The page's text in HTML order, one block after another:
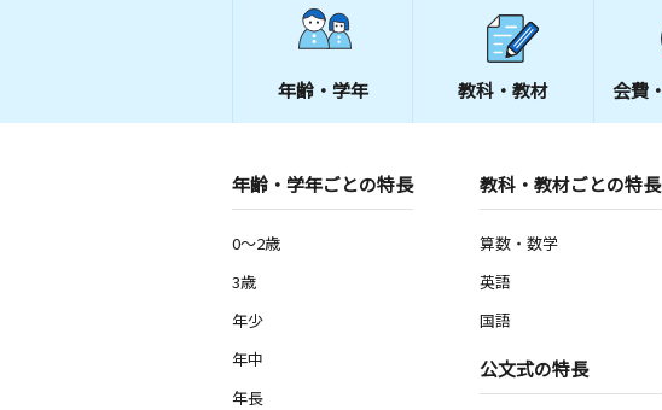
沖縄県沖縄市桃原３１０－４ 東部ハイツⅡ１Ｆ
中の町小前教室
金 土 日
２号
年齢・学年 教科・教材 会費・
年齢・学年ごとの特長
0～2歳
3歳
年少
年中
年長
教科・教材ごとの特長
算数・数学
英語
国語
公文式の特長